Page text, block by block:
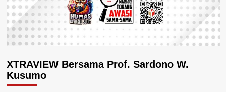
XTRAVIEW Bersama Prof. Sardono W.
Kusumo